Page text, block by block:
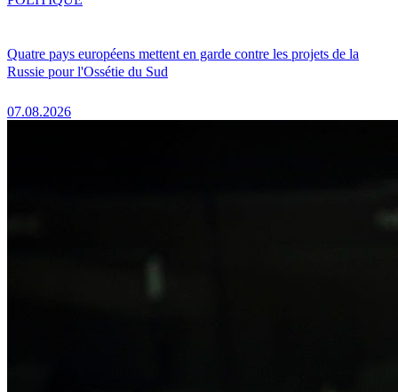
Quatre pays européens mettent en garde contre les projets de la
Russie pour l'Ossétie du Sud
07.08.2026